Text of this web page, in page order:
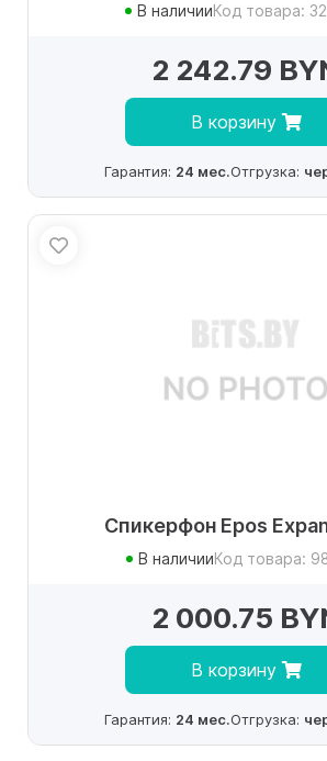
В наличииКод товара:
2 242.79
В корзину
Гарантия: 24 мес.Отгрузка:
Спикерфон Epos
В наличииКод товара:
2 000.75
В корзину
Гарантия: 24 мес.Отгрузка: